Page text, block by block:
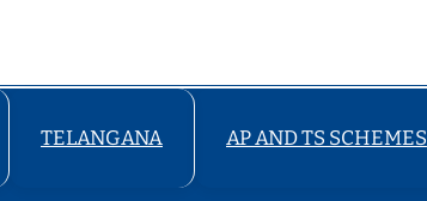
TELANGANA AP AND TS SCHEMES